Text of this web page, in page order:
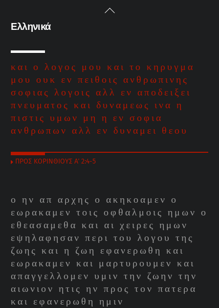
content
Ελληνικά
και ο λογος μου και το κηρυγμα
μου ουκ εν πειθοις ανθρωπινης
σοφιας λογοις αλλ εν αποδειξει
πνευματος και δυναμεως ινα η
πιστις υμων μη η εν σοφια
ανθρωπων αλλ εν δυναμει θεου
ΠΡΟΣ ΚΟΡΙΝΘΙΟΥΣ Α΄ 2:4-5
ο ην απ αρχης ο ακηκοαμεν ο
εωρακαμεν τοις οφθαλμοις ημων ο
εθεασαμεθα και αι χειρες ημων
εψηλαφησαν περι του λογου της
ζωης και η ζωη εφανερωθη και
εωρακαμεν και μαρτυρουμεν και
απαγγελλομεν υμιν την ζωην την
αιωνιον ητις ην προς τον πατερα
και εφανερωθη ημιν
Back